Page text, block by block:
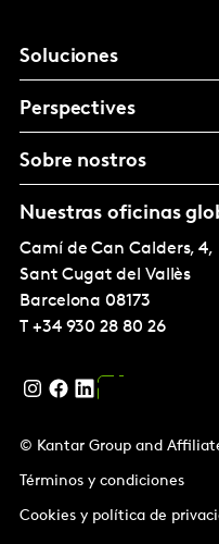
Soluciones
Perspectives
Sobre nostros
Nuestras oficinas
Camí de Can Calders, 4,
Sant Cugat del Vallès
Barcelona 08173
T +34 930 28 80 26
© Kantar Group and
Términos y condiciones
Cookies y política de